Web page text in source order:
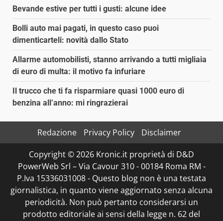
Bevande estive per tutti i gusti: alcune idee
Bolli auto mai pagati, in questo caso puoi
dimenticarteli: novità dallo Stato
Allarme automobilisti, stanno arrivando a tutti migliaia
di euro di multa: il motivo fa infuriare
Il trucco che ti fa risparmiare quasi 1000 euro di
benzina all’anno: mi ringrazierai
Redazione Privacy Policy
Disclaimer
Copyright © 2026 Kronic.it proprietà di D&D
PowerWeb Srl – Via Cavour 310 - 00184 Roma RM -
P.Iva 15336031008 - Questo blog non è una testata
giornalistica, in quanto viene aggiornato senza alcuna
periodicità. Non può pertanto considerarsi un
prodotto editoriale ai sensi della legge n. 62 del